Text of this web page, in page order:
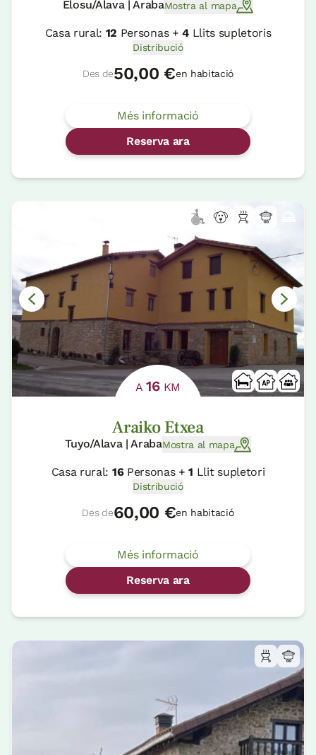
Elosu/Alava | ArabaMostra al mapa
Casa rural: 12 Personas +4Llits supletoris
Distribució
Des de50,00 €en habitació
Més informació
Reserva ara
A16KM
Araiko Etxea
Tuyo/Alava | ArabaMostra al mapa
Casa rural: 16Personas +1 Llit supletori
Distribució
Des de60,00 €en habitació
Més informació
Reserva ara